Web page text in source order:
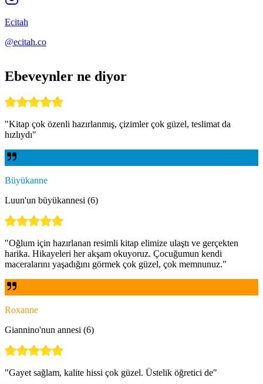
Ecitah
@ecitah.co
Ebeveynler ne diyor
"Kitap çok özenli hazırlanmış, çizimler çok güzel, teslimat da
hızlıydı"
Büyükanne
Luun'un büyükannesi (6)
"Oğlum için hazırlanan resimli kitap elimize ulaştı ve gerçekten
harika. Hikayeleri her akşam okuyoruz. Çocuğumun kendi
maceralarını yaşadığını görmek çok güzel, çok memnunuz."
Roxanne
Giannino'nun annesi (6)
"Gayet sağlam, kalite hissi çok güzel. Üstelik öğretici de"